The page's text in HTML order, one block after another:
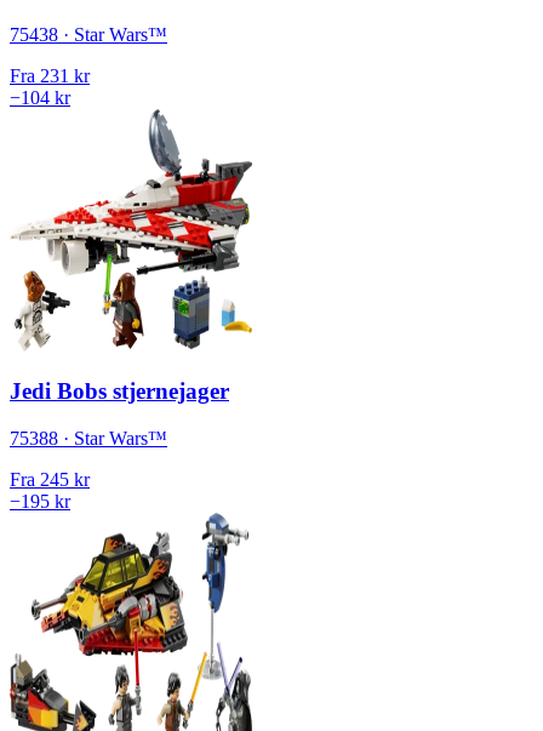
75438 · Star Wars™
Fra 231 kr
−104 kr
Jedi Bobs stjernejager
75388 · Star Wars™
Fra 245 kr
−195 kr